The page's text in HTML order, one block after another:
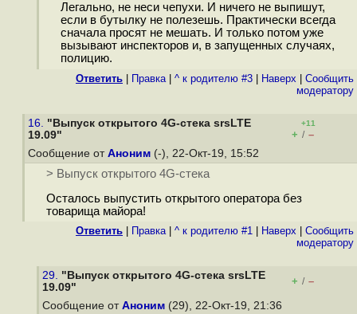
Легально, не неси чепухи. И ничего не выпишут,
если в бутылку не полезешь. Практически всегда
сначала просят не мешать. И только потом уже
вызывают инспекторов и, в запущенных случаях,
полицию.
Ответить Правка| ^ к родителю #3 Наверх
Cообщить
модератору
16. "Выпуск открытого 4G-стека srsLTE
19.09"
+11
+ / –
Сообщение от Аноним (-), 22-Окт-19, 15:52
> Выпуск открытого 4G-стека
Осталось выпустить открытого оператора без
товарища майора!
Ответить Правка| ^ к родителю #1 Наверх
Cообщить
модератору
29. "Выпуск открытого 4G-стека srsLTE
19.09"
+ / –
Сообщение от Аноним (29), 22-Окт-19, 21:36